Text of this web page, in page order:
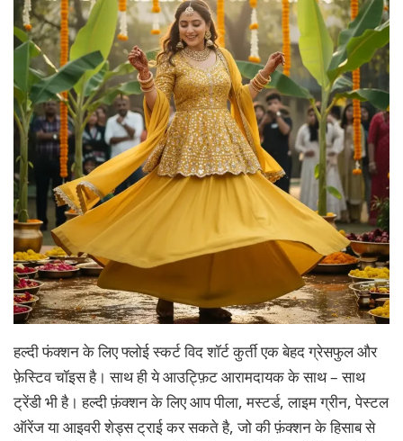
हल्दी फंक्शन के लिए फ्लोई स्कर्ट विद शॉर्ट कुर्ती एक बेहद ग्रेसफुल और
फ़ेस्टिव चॉइस है। साथ ही ये आउट्फ़िट आरामदायक के साथ – साथ
ट्रेंडी भी है। हल्दी फ़ंक्शन के लिए आप पीला, मस्टर्ड, लाइम ग्रीन, पेस्टल
ऑरेंज या आइवरी शेड्स ट्राई कर सकते है, जो की फ़ंक्शन के हिसाब से